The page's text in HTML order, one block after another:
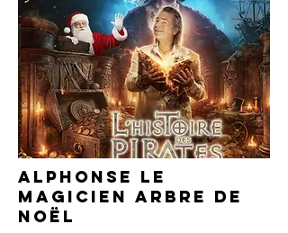
Alphonse le
magicien arbre de
noël